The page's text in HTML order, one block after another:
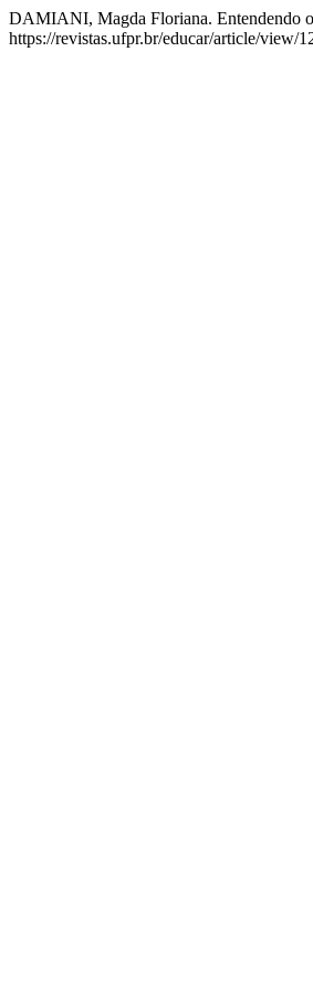
DAMIANI, Magda Floriana. Entendendo o
https://revistas.ufpr.br/educar/article/view/